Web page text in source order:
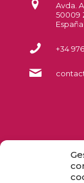
Avda.
50009
España
+34